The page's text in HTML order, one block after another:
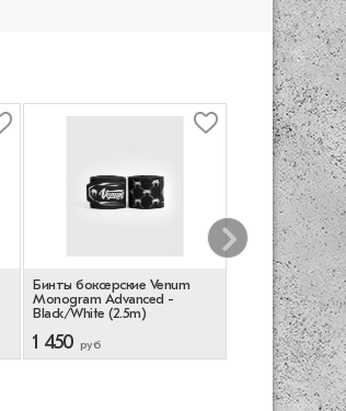
Бинты боксерские Venum
Monogram Advanced -
Black/White (2.5m)
1 450 руб
Сумка
Shockwave -
12 290 руб